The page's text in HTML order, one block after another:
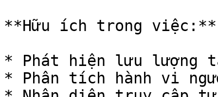
**Hữu ích trong việc:**
* Phát hiện lưu lượng
* Phân tích hành vi